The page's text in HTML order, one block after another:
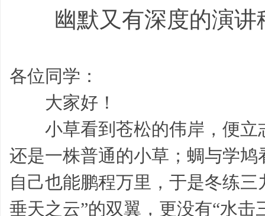
幽默又有深度的演讲
各位同学：
大家好！
小草看到苍松的伟岸，便立
还是一株普通的小草；蜩与学
自己也能鹏程万里，于是冬练
垂天之云”的双翼，更没有“水